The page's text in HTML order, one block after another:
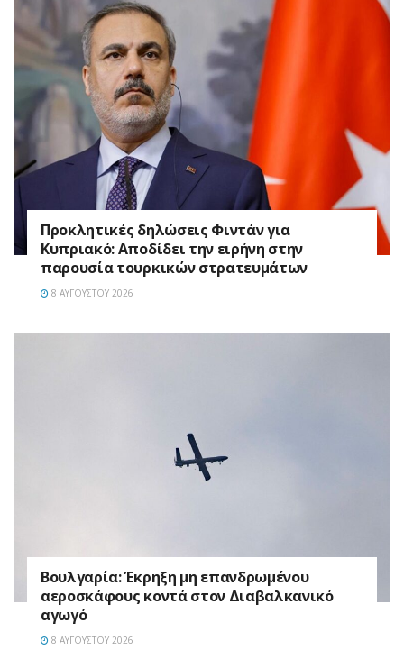
Προκλητικές δηλώσεις Φιντάν για
Κυπριακό: Αποδίδει την ειρήνη στην
παρουσία τουρκικών στρατευμάτων
8 ΑΥΓΟΎΣΤΟΥ 2026
Βουλγαρία: Έκρηξη μη επανδρωμένου
αεροσκάφους κοντά στον Διαβαλκανικό
αγωγό
8 ΑΥΓΟΎΣΤΟΥ 2026